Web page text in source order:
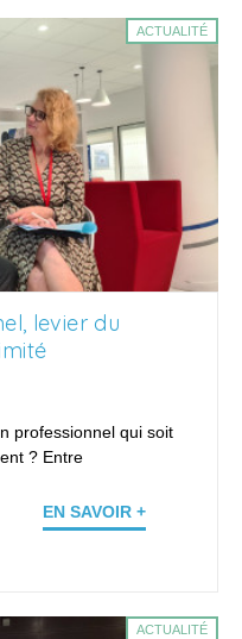
ACTUALITÉ
levier du
professionnel qui soit
? Entre
EN SAVOIR +
ACTUALITÉ